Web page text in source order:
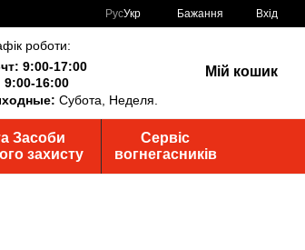
РусУкр Бажання Вхід
роботи:
9:00-17:00
9:00-16:00
Субота, Неделя.
Мій кошик
Засоби
захисту
Сервіс
вогнегасників